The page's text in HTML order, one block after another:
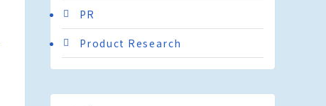
PR
Product Research